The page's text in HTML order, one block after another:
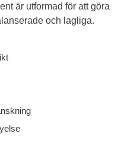
är utformad för att göra
och lagliga.